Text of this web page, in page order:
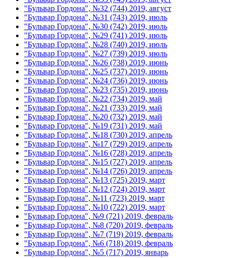
"Бульвар Гордона", №32 (744) 2019, август
"Бульвар Гордона", №31 (743) 2019, июль
"Бульвар Гордона", №30 (742) 2019, июль
"Бульвар Гордона", №29 (741) 2019, июль
"Бульвар Гордона", №28 (740) 2019, июль
"Бульвар Гордона", №27 (739) 2019, июль
"Бульвар Гордона", №26 (738) 2019, июнь
"Бульвар Гордона", №25 (737) 2019, июнь
"Бульвар Гордона", №24 (736) 2019, июнь
"Бульвар Гордона", №23 (735) 2019, июнь
"Бульвар Гордона", №22 (734) 2019, май
"Бульвар Гордона", №21 (733) 2019, май
"Бульвар Гордона", №20 (732) 2019, май
"Бульвар Гордона", №19 (731) 2019, май
"Бульвар Гордона", №18 (730) 2019, апрель
"Бульвар Гордона", №17 (729) 2019, апрель
"Бульвар Гордона", №16 (728) 2019, апрель
"Бульвар Гордона", №15 (727) 2019, апрель
"Бульвар Гордона", №14 (726) 2019, апрель
"Бульвар Гордона", №13 (725) 2019, март
"Бульвар Гордона", №12 (724) 2019, март
"Бульвар Гордона", №11 (723) 2019, март
"Бульвар Гордона", №10 (722) 2019, март
"Бульвар Гордона", №9 (721) 2019, февраль
"Бульвар Гордона", №8 (720) 2019, февраль
"Бульвар Гордона", №7 (719) 2019, февраль
"Бульвар Гордона", №6 (718) 2019, февраль
"Бульвар Гордона", №5 (717) 2019, январь